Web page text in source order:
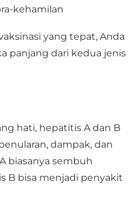
kehamilan
yang tepat, Anda
panjang dari kedua jenis
hati, hepatitis A dan B
dampak, dan
biasanya sembuh
B bisa menjadi penyakit